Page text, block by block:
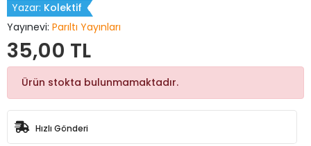
Yazar: Kolektif
Yayınevi: Parıltı Yayınları
35,00 TL
Ürün stokta bulunmamaktadır.
Hızlı Gönderi